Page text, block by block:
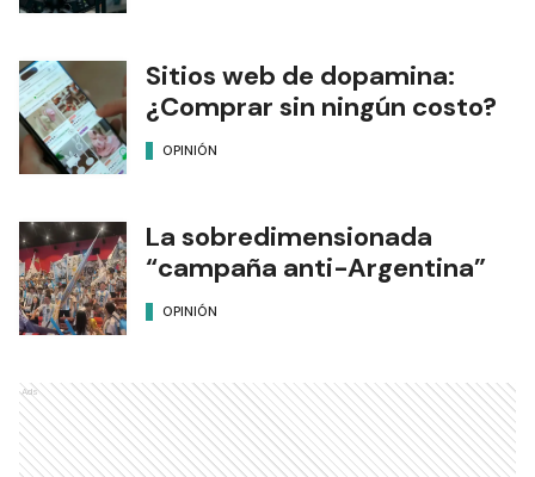
Sitios web de dopamina:
¿Comprar sin ningún costo?
OPINIÓN
La sobredimensionada
“campaña anti-Argentina”
OPINIÓN
Ads